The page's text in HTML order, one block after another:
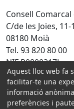
Consell
C/de les Joies, 11-
08180 Moià
Tel. 93 820 80 00
NIF P0800317J
Amb la
Aquest lloc web fa
facilitar-te una
informació
preferències i